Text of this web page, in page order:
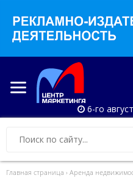
6-го
Главная страница › Аренда